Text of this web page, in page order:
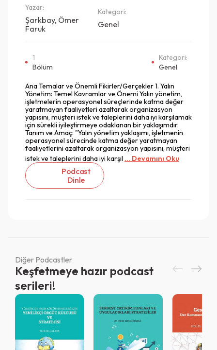
Yazar:
Şarkbay, Ömer
Faruk
Kategori:
Genel
1
Bölüm
Kategori:
Genel
Ana Temalar ve Önemli Fikirler/Gerçekler 1. Yalın
Yönetim: Temel Kavramlar ve Önemi Yalın yönetim,
işletmelerin operasyonel süreçlerinde katma değer
yaratmayan faaliyetleri azaltarak organizasyon
yapısını, müşteri istek ve taleplerini daha iyi karşılamak
için sürekli iyileştirmeye odaklanan bir yaklaşımdır.
Tanım ve Amaç: "Yalın yönetim yaklaşımı, işletmenin
operasyonel sürecinde katma değer yaratmayan
faaliyetlerini azaltarak organizasyon yapısını, müşteri
istek ve taleplerini daha iyi karşıl ... Devamını Oku
Podcast
Dinle
Diğer Podcastler
Keşfetmeye hazır podcast
serileri!
Giriş
Vazgeç
Vazgeç
QR Code taraması başarılı.
Sistemi kurumu ile kullanıyorsunuz.